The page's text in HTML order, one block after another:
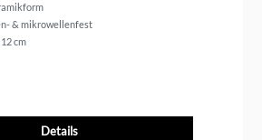
& mikrowellenfest
cm
Details